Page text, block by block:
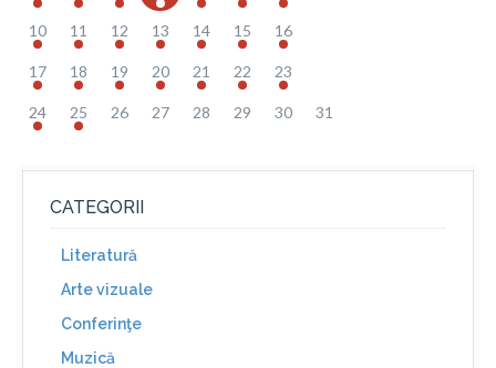
10 11 12 13 14 15 16
17 18 19 20 21 22 23
24 25 26 27 28 29 30 31
CATEGORII
Literatură
Arte vizuale
Conferinţe
Muzică